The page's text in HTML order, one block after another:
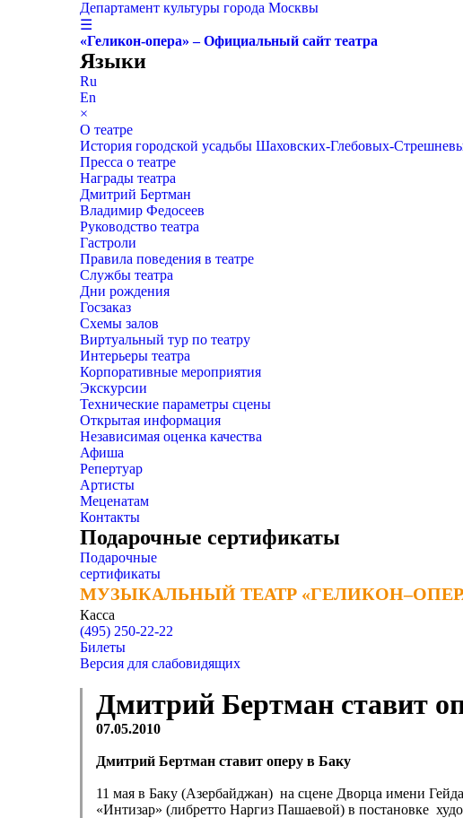
Департамент культуры города Москвы
☰
«Геликон-опера» – Официальный сайт театра
Языки
Ru
En
×
О театре
История городской усадьбы Шаховских-Глебовых-
Пресса о театре
Награды театра
Дмитрий Бертман
Владимир Федосеев
Руководство театра
Гастроли
Правила поведения в театре
Службы театра
Дни рождения
Госзаказ
Схемы залов
Виртуальный тур по театру
Интерьеры театра
Корпоративные мероприятия
Экскурсии
Технические параметры сцены
Открытая информация
Независимая оценка качества
Афиша
Репертуар
Артисты
Меценатам
Контакты
Подарочные сертификаты
Подарочные
сертификаты
МУЗЫКАЛЬНЫЙ ТЕАТР
МУЗЫКАЛЬНЫЙ ТЕАТР
Касса
(495) 250-22-22
Билеты
Версия для слабовидящих
Дмитрий Бертман ставит
07.05.2010
Дмитрий Бертман ставит оперу в Баку
11 мая в Баку (Азербайджан) на сцене Дворца имени
«Интизар» (либретто Наргиз Пашаевой) в постановке